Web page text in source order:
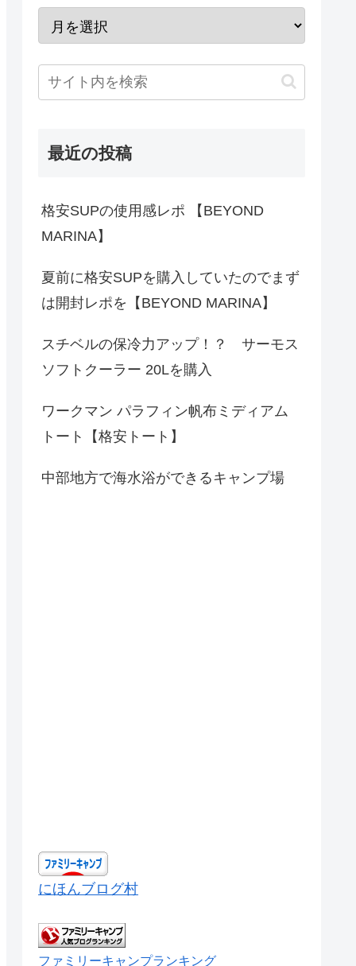
最近の投稿
格安SUPの使用感レポ 【BEYOND
MARINA】
夏前に格安SUPを購入していたのでまず
は開封レポを【BEYOND MARINA】
スチベルの保冷力アップ！？ サーモス
ソフトクーラー 20Lを購入
ワークマン パラフィン帆布ミディアム
トート【格安トート】
中部地方で海水浴ができるキャンプ場
にほんブログ村
ファミリーキャンプランキング